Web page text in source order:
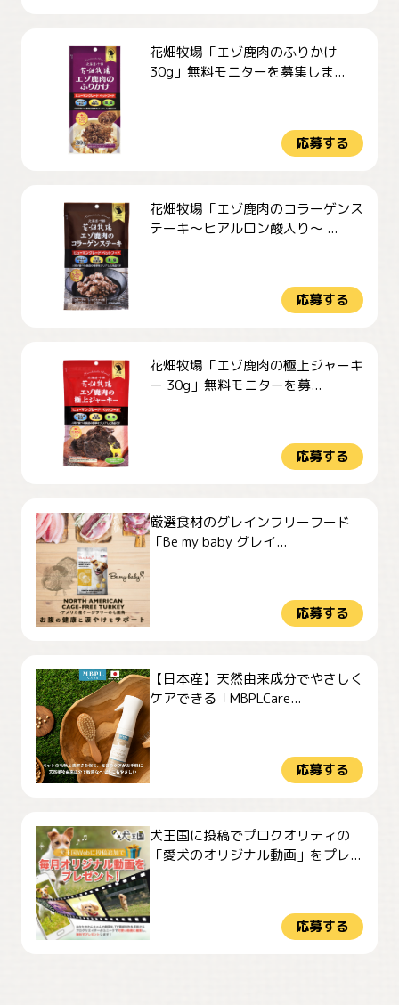
花畑牧場「エゾ鹿肉のふりかけ
30g」無料モニターを募集しま...
応募する
花畑牧場「エゾ鹿肉のコラーゲンス
テーキ～ヒアルロン酸入り～ ...
応募する
花畑牧場「エゾ鹿肉の極上ジャーキ
ー 30g」無料モニターを募...
応募する
厳選食材のグレインフリーフード
「Be my baby グレイ...
応募する
【日本産】天然由来成分でやさしく
ケアできる「MBPLCare...
応募する
犬王国に投稿でプロクオリティの
「愛犬のオリジナル動画」をプレ...
応募する